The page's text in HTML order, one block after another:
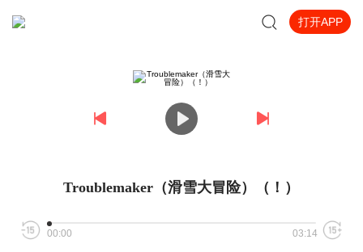
打开APP
Troublemaker（滑雪大冒险）（！）
00:00 03:14